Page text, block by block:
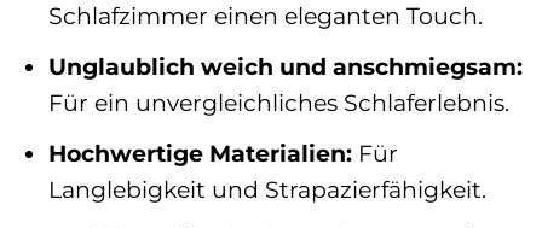
Schlafzimmer einen eleganten Touch.
Unglaublich weich und anschmiegsam:
Für ein unvergleichliches Schlaferlebnis.
Hochwertige Materialien: Für
Langlebigkeit und Strapazierfähigkeit.